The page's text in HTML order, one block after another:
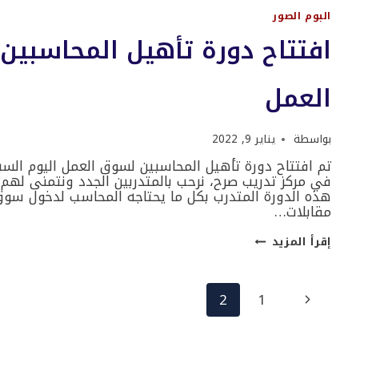
البوم الصور
افتتاح دورة تأهيل
العمل
بواسطة يناير 9, 2022
في مركز تدريب صرح، نرحب بالمتدربين الجدد ونتمنى
هذه الدورة المتدرب بكل ما يحتاجه المحاسب لدخول
مقابلات…
إقرأ المزيد افتتاح
دورة
لسوق
العمل
تنقل
الصفحة
1
2